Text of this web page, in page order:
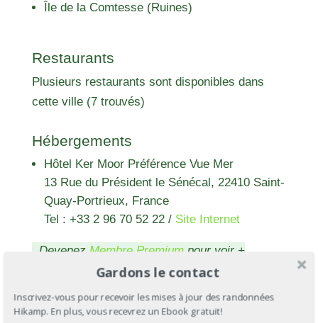
Île de la Comtesse (Ruines)
Restaurants
Plusieurs restaurants sont disponibles dans
cette ville (7 trouvés)
Hébergements
Hôtel Ker Moor Préférence Vue Mer
13 Rue du Président le Sénécal, 22410 Saint-
Quay-Portrieux, France
Tel : +33 2 96 70 52 22/ Site Internet
Devenez Membre Premiumpour voir +
d'hébergementsGardons le contact
Inscrivez-vous pour recevoir les mises à jour des randonnées
Hikamp. En plus, vous recevrez un Ebook gratuit!